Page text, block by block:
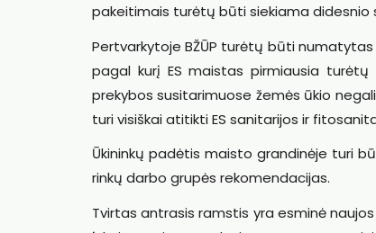
pakeitimais turėtų būti siekiama didesnio
Pertvarkytoje BŽŪP turėtų būti
pagal kurį ES maistas pirmiausia turėtų
prekybos susitarimuose žemės ūkio
turi visiškai atitikti ES sanitarijos ir
Ūkininkų padėtis maisto grandinėje turi
rinkų darbo grupės rekomendacijas.
Tvirtas antrasis ramstis yra esminė